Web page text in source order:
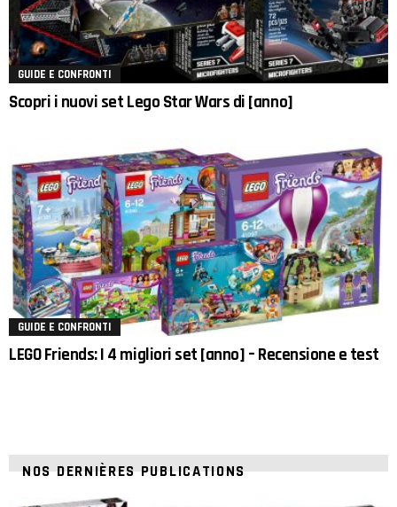
GUIDE E CONFRONTI
Scopri i nuovi set Lego Star Wars di [anno]
GUIDE E CONFRONTI
LEGO Friends: I 4 migliori set [anno] – Recensione e test
NOS DERNIÈRES PUBLICATIONS